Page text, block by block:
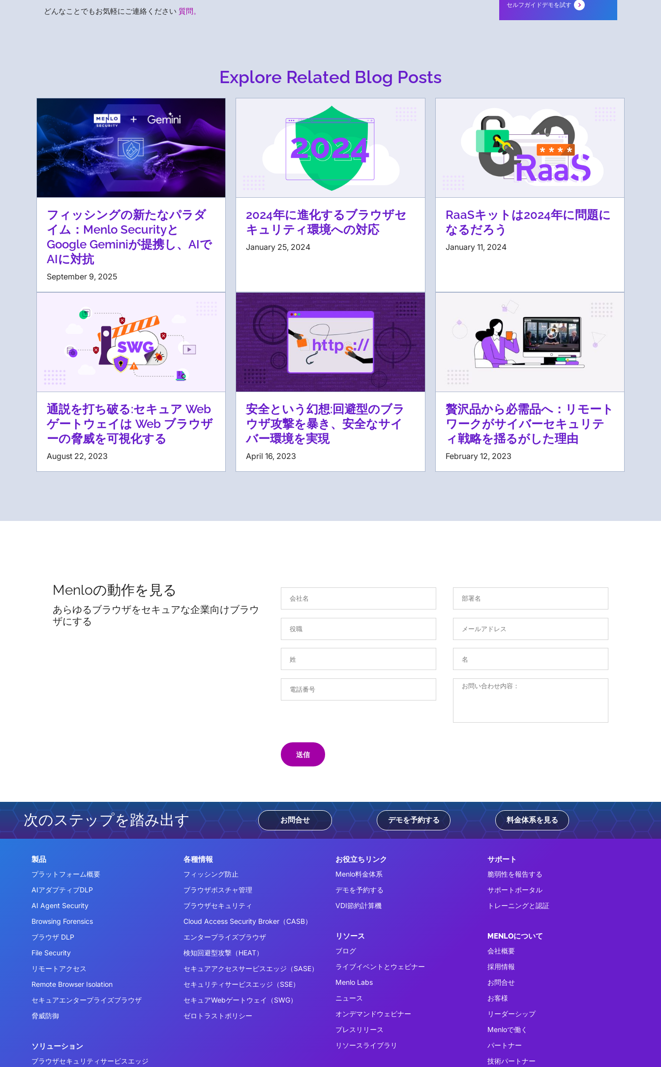
どんなことでもお気軽にご連絡ください質問。
セルフガイドデモを試す
Explore Related Blog Posts
フィッシングの新たなパラダ
イム：Menlo Securityと
Google Geminiが提携し、AIで
AIに対抗
September 9, 2025
2024年に進化するブラウザセ
キュリティ環境への対応
January 25, 2024
RaaSキットは2024年に問題に
なるだろう
January 11, 2024
通説を打ち破る:セキュア Web
ゲートウェイは Web ブラウザ
ーの脅威を可視化する
August 22, 2023
安全という幻想:回避型のブラ
ウザ攻撃を暴き、安全なサイ
バー環境を実現
April 16, 2023
贅沢品から必需品へ：リモート
ワークがサイバーセキュリテ
ィ戦略を揺るがした理由
February 12, 2023
Menloの動作を見る
あらゆるブラウザをセキュアな企業向けブラウ
ザにする
送信
次のステップを踏み出す お問合せ デモを予約する 料金体系を見る
製品
プラットフォーム概要
AIアダプティブDLP
AI Agent Security
Browsing Forensics
ブラウザ DLP
File Security
リモートアクセス
Remote Browser Isolation
セキュアエンタープライズブラウザ
脅威防御
ソリューション
ブラウザセキュリティサービスエッジ
各種情報
フィッシング防止
ブラウザポスチャ管理
ブラウザセキュリティ
Cloud Access Security Broker（CASB）
エンタープライズブラウザ
検知回避型攻撃（HEAT）
セキュアアクセスサービスエッジ（SASE）
セキュリティサービスエッジ（SSE）
セキュアWebゲートウェイ（SWG）
ゼロトラストポリシー
お役立ちリンク
Menlo料金体系
デモを予約する
VDI節約計算機
リソース
ブログ
ライブイベントとウェビナー
Menlo Labs
ニュース
オンデマンドウェビナー
プレスリリース
リソースライブラリ
サポート
脆弱性を報告する
サポートポータル
トレーニングと認証
MENLOについて
会社概要
採用情報
お問合せ
お客様
リーダーシップ
Menloで働く
パートナー
技術パートナー